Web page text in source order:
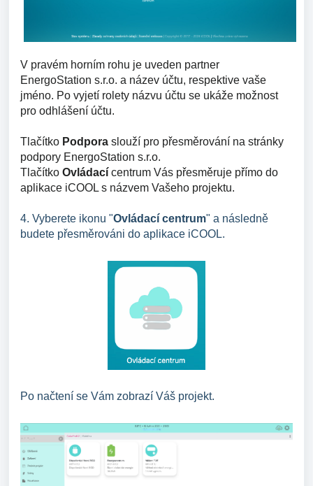
V pravém horním rohu je uveden partner
EnergoStation s.r.o. a název účtu, respektive vaše
jméno. Po vyjetí rolety názvu účtu se ukáže možnost
pro odhlášení účtu.
Tlačítko Podpora slouží pro přesměrování na stránky
podpory EnergoStation s.r.o.
Tlačítko Ovládací centrum Vás přesměruje přímo do
aplikace iCOOL s názvem Vašeho projektu.
4. Vyberete ikonu "Ovládací centrum" a následně
budete přesměrováni do aplikace iCOOL.
Po načtení se Vám zobrazí Váš projekt.